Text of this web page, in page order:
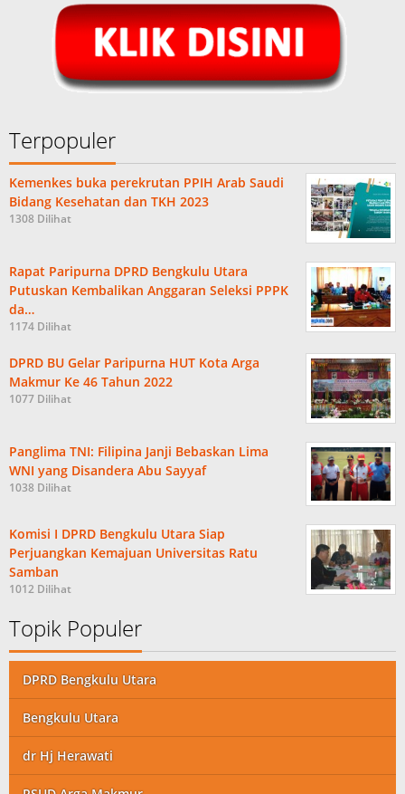
Terpopuler
Kemenkes buka perekrutan PPIH Arab Saudi
Bidang Kesehatan dan TKH 2023
1308 Dilihat
Rapat Paripurna DPRD Bengkulu Utara
Putuskan Kembalikan Anggaran Seleksi PPPK
da…
1174 Dilihat
DPRD BU Gelar Paripurna HUT Kota Arga
Makmur Ke 46 Tahun 2022
1077 Dilihat
Panglima TNI: Filipina Janji Bebaskan Lima
WNI yang Disandera Abu Sayyaf
1038 Dilihat
Komisi I DPRD Bengkulu Utara Siap
Perjuangkan Kemajuan Universitas Ratu
Samban
1012 Dilihat
Topik Populer
DPRD Bengkulu Utara
Bengkulu Utara
dr Hj Herawati